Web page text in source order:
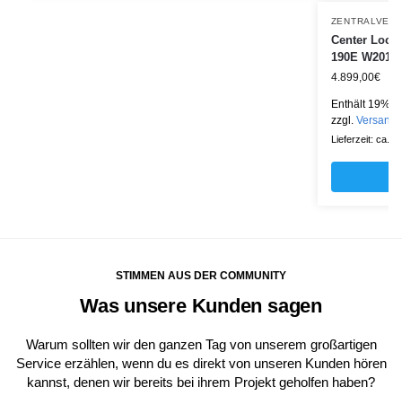
Center Lock
190E W201
4.899,00€
Enthält 19%
zzgl. Versand
Lieferzeit: ca.
STIMMEN AUS DER COMMUNITY
Was unsere Kunden sagen
Warum sollten wir den ganzen Tag von unserem großartigen
Service erzählen, wenn du es direkt von unseren Kunden hören
kannst, denen wir bereits bei ihrem Projekt geholfen haben?